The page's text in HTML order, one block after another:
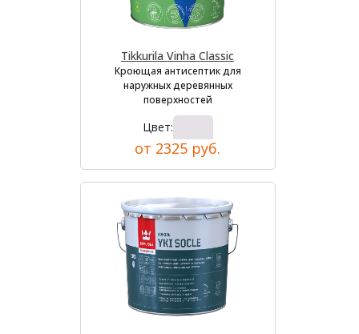
Tikkurila Vinha Classic
Кроющая антисептик для
наружных деревянных
поверхностей
Цвет:
от 2325 руб.